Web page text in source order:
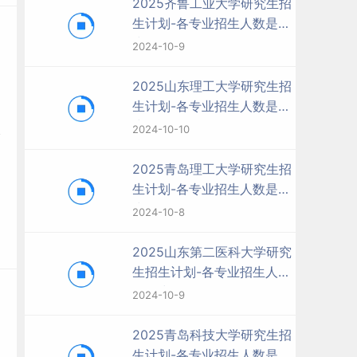
2025齐鲁工业大学研究生招
生计划-各专业招生人数是多
少
2024-10-9
2025山东理工大学研究生招
生计划-各专业招生人数是多
少
2024-10-10
2025青岛理工大学研究生招
生计划-各专业招生人数是多
少
2024-10-8
2025山东第二医科大学研究
生招生计划-各专业招生人数
是多少
2024-10-9
2025青岛科技大学研究生招